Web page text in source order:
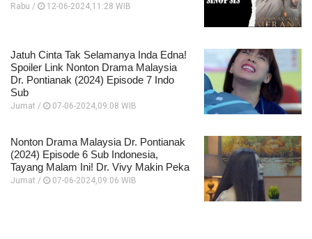
Rabu / 12-06-2024,11:28 WIB
Jatuh Cinta Tak Selamanya Inda Edna!
Spoiler Link Nonton Drama Malaysia
Dr. Pontianak (2024) Episode 7 Indo
Sub
Jumat / 07-06-2024,09:08 WIB
Nonton Drama Malaysia Dr. Pontianak
(2024) Episode 6 Sub Indonesia,
Tayang Malam Ini! Dr. Vivy Makin Peka
Jumat / 07-06-2024,09:06 WIB